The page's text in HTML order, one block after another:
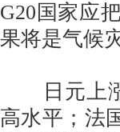
G20国家应
果将是气候
日元上涨
高水平；法